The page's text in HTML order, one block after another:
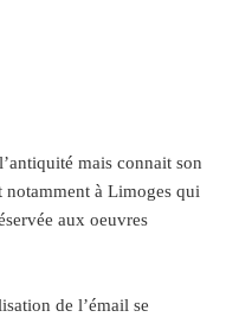
mais connait son
notamment à Limoges qui
aux oeuvres
de l’émail se